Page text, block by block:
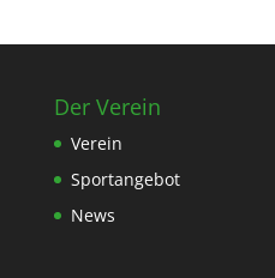
Der Verein
Verein
Sportangebot
News